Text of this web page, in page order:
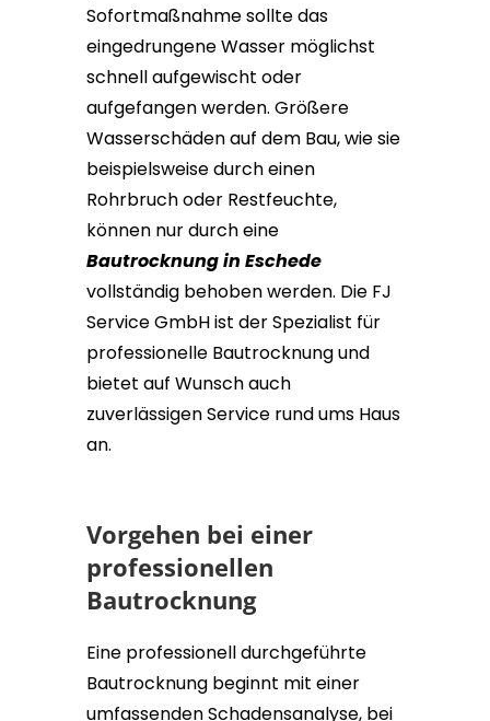
Sofortmaßnahme sollte das
eingedrungene Wasser möglichst
schnell aufgewischt oder
aufgefangen werden. Größere
Wasserschäden auf dem Bau, wie sie
beispielsweise durch einen
Rohrbruch oder Restfeuchte,
können nur durch eine
Bautrocknung in Eschede
vollständig behoben werden. Die FJ
Service GmbH ist der Spezialist für
professionelle Bautrocknung und
bietet auf Wunsch auch
zuverlässigen Service rund ums Haus
an.
Vorgehen bei einer
professionellen
Bautrocknung
Eine professionell durchgeführte
Bautrocknung beginnt mit einer
umfassenden Schadensanalyse, bei